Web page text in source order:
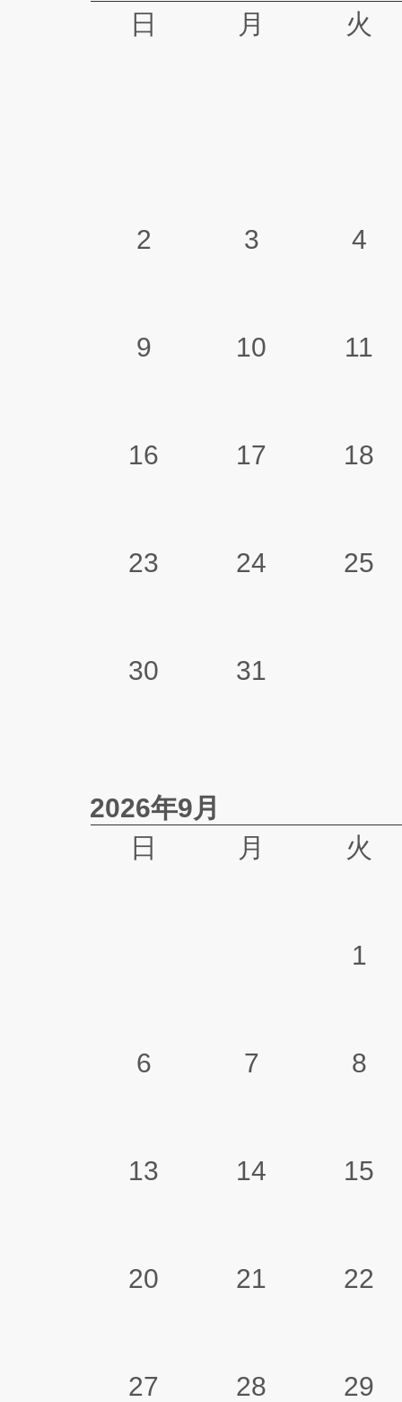
日
月 火
2 3 4
9 10 11
16 17 18
23 24 25
30 31
2026年9月
日
月 火
1
6 7 8
13 14 15
20 21 22
27 28 29